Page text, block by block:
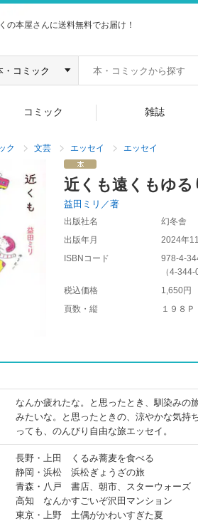
の本屋さんに送料無料でお届け！
コミック 雑誌
ク 文芸 エッセイ エッセイ
近くも遠くもゆる
益田ミリ／著
出版社名
幻冬舎
出版年月
2024年
ISBNコード
978-4-
（4-344-
税込価格
1,650円
頁数・縦
１９８
なんか疲れたな。と思ったとき、馴染みの
みたいな。と思ったときの、涼やかな気持
っても、のんびり自由な旅エッセイ。
長野・上田 くるみ蕎麦を食べる
静岡・浜松 浜松ぎょうざの旅
青森・八戸 書店、朝市、スターウォーズ
高知 なんかすごいぞ沢田マンション
東京・上野 土偶がかわいすぎた夏